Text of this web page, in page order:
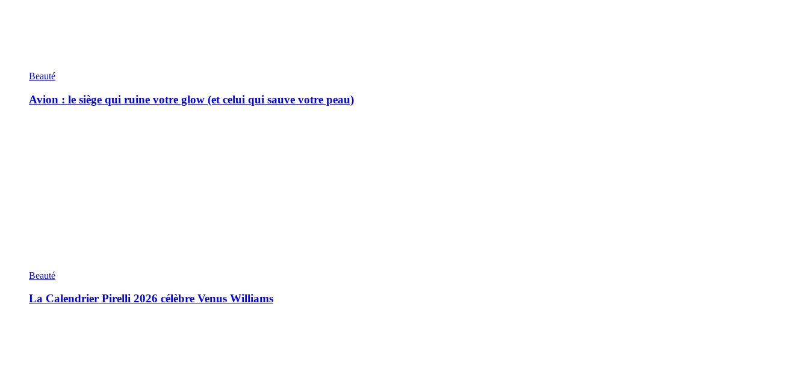
Beauté
Avion : le siège qui ruine votre glow (et celui qui sauve votre peau)
Beauté
La Calendrier Pirelli 2026 célèbre Venus Williams